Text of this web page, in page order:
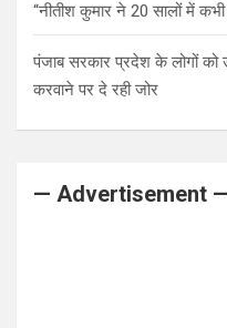
“नीतीश कुमार ने 20 सालों में
पंजाब सरकार प्रदेश के लोगों को
करवाने पर दे रही जोर
— Advertisement